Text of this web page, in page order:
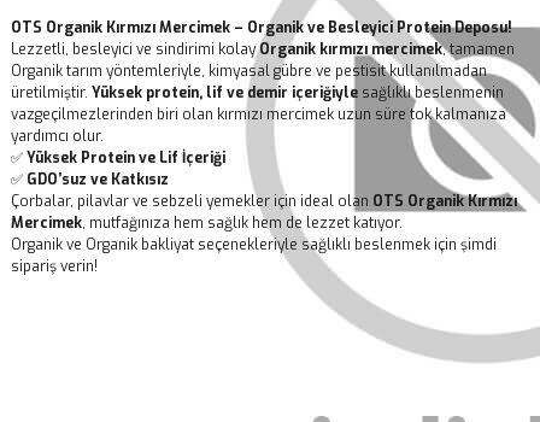
OTS Organik Kırmızı Mercimek – Organik ve Besleyici Protein Deposu!
Lezzetli, besleyici ve sindirimi kolayOrganik kırmızı mercimek, tamamen
Organik tarım yöntemleriyle, kimyasal gübre ve pestisit kullanılmadan
üretilmiştir. Yüksek protein, lif ve demir içeriğiyle sağlıklı beslenmenin
vazgeçilmezlerinden biri olan kırmızı mercimek uzun süre tok kalmanıza
yardımcı olur.
✅Yüksek Protein ve Lif İçeriği
✅ GDO’suz ve Katkısız
Çorbalar, pilavlar ve sebzeli yemekler için ideal olan OTS Organik Kırmızı
Mercimek, mutfağınıza hem sağlık hem de lezzet katıyor.
Organik ve Organik bakliyat seçenekleriyle sağlıklı beslenmek için şimdi
sipariş verin!
Bu ürünün fiyat bilgisi, resim, ürün açıklamalarında ve diğer